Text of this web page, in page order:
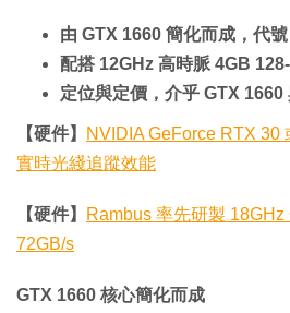
由 GTX 1660 簡化而成，代
配搭 12GHz 高時脈 4GB
定位與定價，介乎 GTX 1660
【硬件】
NVIDIA GeForce RTX 30
實時光綫追蹤效能
【硬件】
Rambus 率先研製
72GB/s
GTX 1660 核心簡化而成